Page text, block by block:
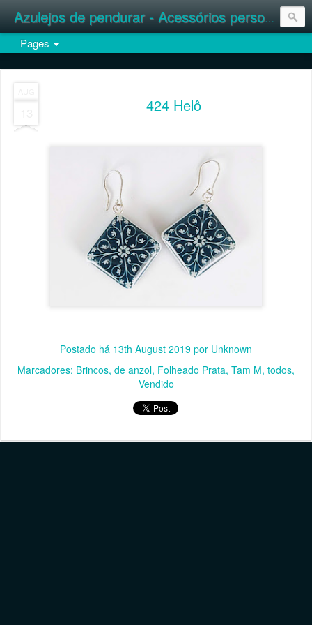
Azulejos de pendurar - Acessórios personalizados
Pages
424 Helô
Postado há 13th August 2019 por Unknown
Marcadores: Brincos de anzol Folheado Prata Tam M todos
Vendido